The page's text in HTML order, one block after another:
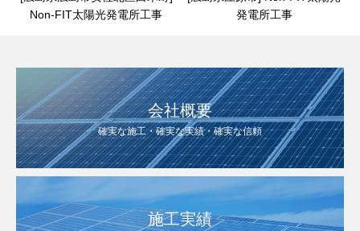
Non-FIT太陽光発電所工事
発電所工事
会社概要
確実な施工・確実な実績・確実な信頼
施工実績